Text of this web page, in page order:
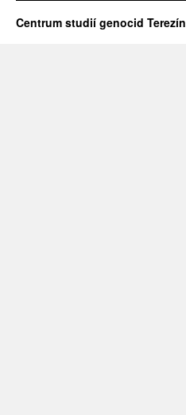
Centrum studií genocid Terezín